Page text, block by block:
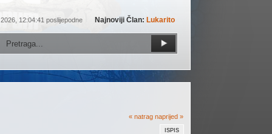
12:04:41 poslijepodne Najnoviji Član: Lukarito
« natrag naprijed »
ISPIS